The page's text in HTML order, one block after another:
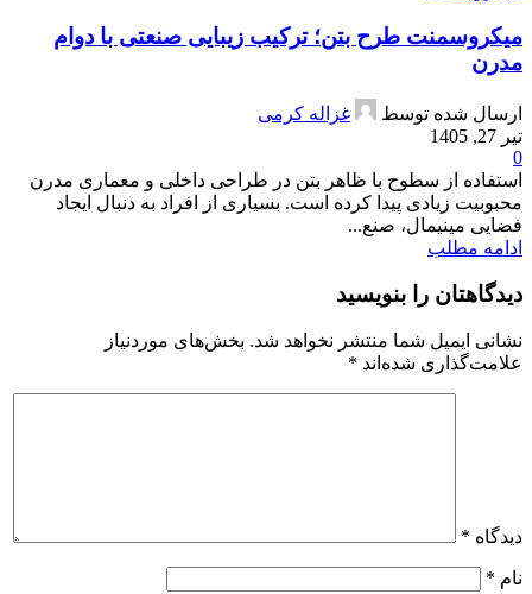
میکروسمنت طرح بتن؛ ترکیب زیبایی صنعتی با دوام
مدرن
ارسال شده توسط
غزاله کرمی
تیر 27, 1405
0
استفاده از سطوح با ظاهر بتن در طراحی داخلی و معماری مدرن
محبوبیت زیادی پیدا کرده است. بسیاری از افراد به دنبال ایجاد
فضایی مینیمال، صنع...
ادامه مطلب
دیدگاهتان را بنویسید
نشانی ایمیل شما منتشر نخواهد شد. بخش‌های موردنیاز
علامت‌گذاری شده‌اند *
دیدگاه *
نام *